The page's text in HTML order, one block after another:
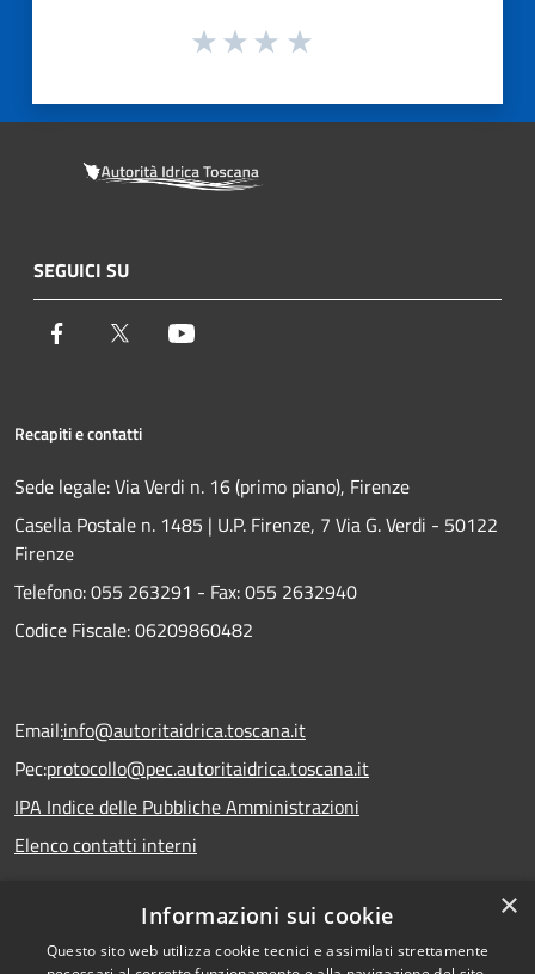
SEGUICI SU
Facebook Twitter
Recapiti e contatti
Sede legale: Via Verdi n. 16 (primo piano), Firenze
Casella Postale n. 1485 | U.P. Firenze, 7 Via G. Verdi - 50122
Firenze
Telefono:055 263291 - Fax:055 2632940
Codice Fiscale: 06209860482
Email:info@autoritaidrica.toscana.it
Pec:protocollo@pec.autoritaidrica.toscana.it
IPA Indice delle Pubbliche Amministrazioni
Elenco contatti interni
Dichiarazione accessibilità
×
Informazioni sui cookie
Questo sito web utilizza cookie tecnici e assimilati strettamente